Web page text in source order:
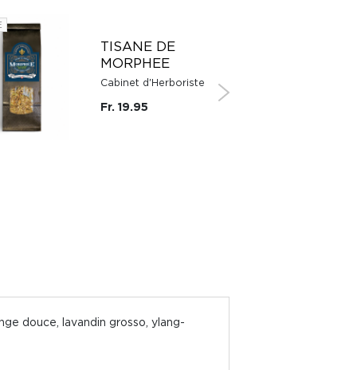
TISANE DE
MORPHEE
Cabinet d'Herboriste
Fr. 19.95
douce, lavandin grosso, ylang-